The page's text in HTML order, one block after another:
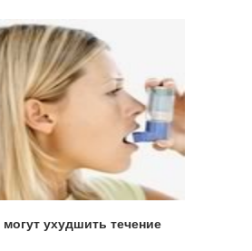
легких, а не только на
удушья.
ухудшить течение